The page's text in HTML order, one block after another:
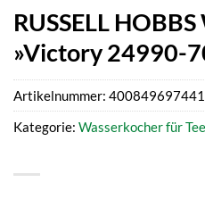
RUSSELL
»Victory 24990-
Artikelnummer:
Kategorie: Wasserkocher für Tee